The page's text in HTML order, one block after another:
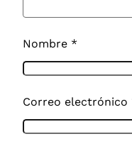
Nombre *
Correo electrónico